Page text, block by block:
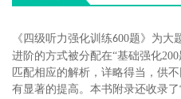
《 四级听力强化训练600题》 为大
进阶的方式被分配在“基础强化
匹配相应的解析，详略得当，供
有显著的提高。本书附录还收录